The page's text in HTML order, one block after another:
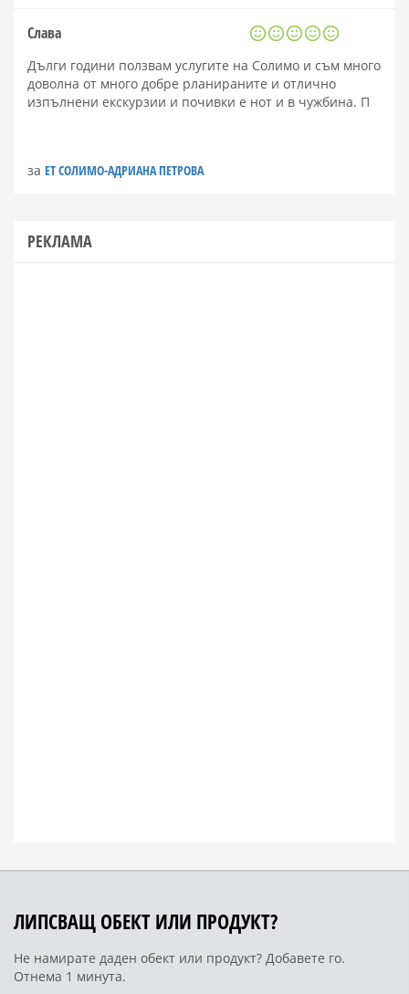
Слава
Дълги години ползвам услугите на Солимо и съм много
доволна от много добре рланираните и отлично
изпълнени екскурзии и почивки е нот и в чужбина. П
за ЕТ СОЛИМО-АДРИАНА ПЕТРОВА
РЕКЛАМА
ЛИПСВАЩ ОБЕКТ ИЛИ ПРОДУКТ?
Не намирате даден обект или продукт? Добавете го.
Отнема 1 минута.